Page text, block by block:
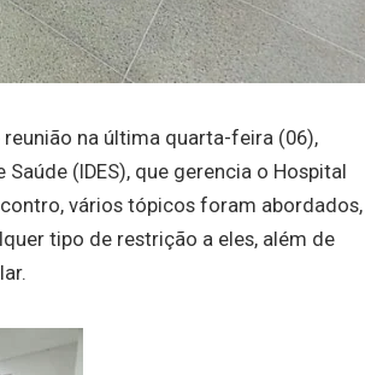
na última quarta-feira (06),
(IDES), que gerencia o Hospital
vários tópicos foram abordados,
tipo de restrição a eles, além de